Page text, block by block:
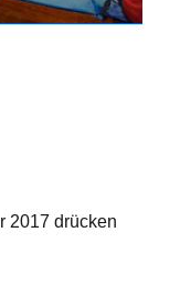
2017 drücken